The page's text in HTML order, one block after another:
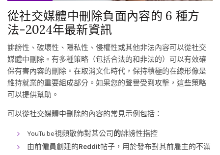
從社交媒體中刪除負面內容的 6 種方
法-2024年最新資訊
誹謗性、破壞性、隱私性、侵權性或其他非法內容可以從社交
媒體中刪除。有多種策略（包括合法的和非法的）可以有效確
保有害內容的刪除。在取消文化時代，保持積極的在線形像是
維持就業的重要組成部分。如果您的聲譽受到攻擊，這些策略
可以提供幫助。
可以從社交媒體中刪除的內容的常見示例包括：
YouTube視頻散佈對某公司 的誹謗性指控
由前僱員創建的Reddit帖子，用於發布對其前雇主的不滿